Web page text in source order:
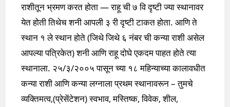
राशीतून भ्रमण करत होता — राहू ची ७ वि दृष्टी ज्या स्थानावर
येत होती तिथेच शनी आपली ३ री दृष्टी टाकत होता. आणि ते
स्थान १ ले स्थान होते (जिथे जिथे ६ नंबर ची कन्या राशी असेल
आपल्या पत्रिकेत) शनी आणि राहू दोघे एकदम पाहत होते त्या
स्थानाला. २५/३/२००५ पासून च्या १८ महिन्याच्या कालावधीत
कन्या राशी आणि कन्या लग्नाला प्रथम स्थानावरून – तुमचे
व्यक्तिमत्व,(प्रेसेंटेशन) स्वभाव, मस्तिष्क, विवेक, शील,